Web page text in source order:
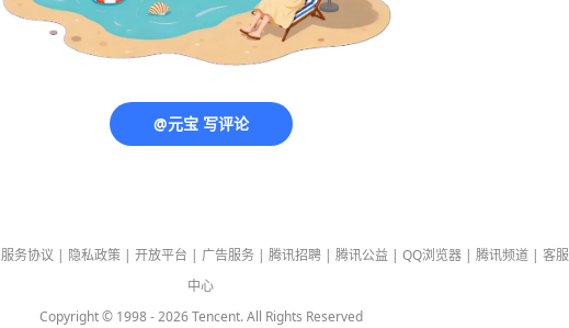
@元宝 写评论
服务协议 | 隐私政策 | 开放平台 | 广告服务 | 腾讯招聘 | 腾讯公益 | QQ浏览器 | 腾讯频道 | 客服
中心
Copyright © 1998 -2026Tencent. All Rights Reserved